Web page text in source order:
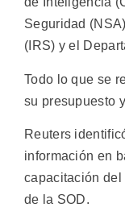
Seguridad
(IRS) y el
Todo lo que se
su presupuesto
Reuters
información en
capacitación del
de la SOD.